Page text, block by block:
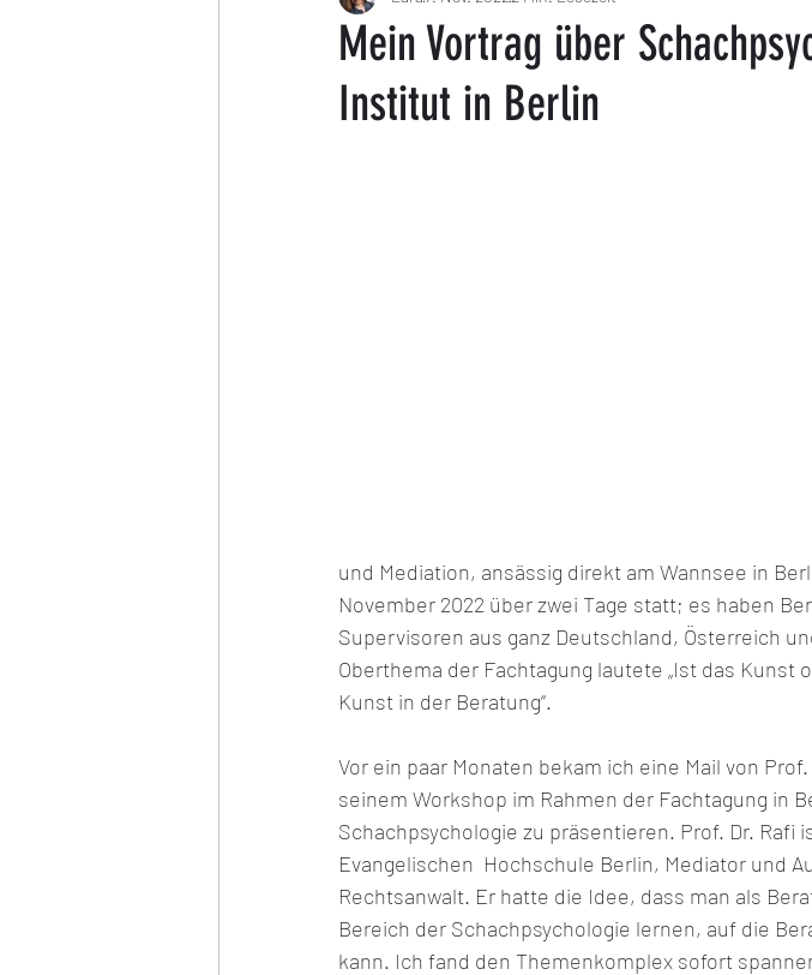
EOCCC 2021 German Masters 2021
FIDE Online
Europameisterin
Mein Vortrag über
Institut in Berlin
und Mediation, ansässig direkt am Wannsee in
November 2022 über zwei Tage statt; es haben
Supervisoren aus ganz Deutschland, Österreich
Oberthema der Fachtagung lautete „Ist das Kunst
Kunst in der Beratung“.
Vor ein paar Monaten bekam ich eine Mail von
seinem Workshop im Rahmen der Fachtagung in
Schachpsychologie zu präsentieren. Prof. Dr.
Evangelischen  Hochschule Berlin, Mediator und
Rechtsanwalt. Er hatte die Idee, dass man als
Bereich der Schachpsychologie lernen, auf die
kann. Ich fand den Themenkomplex sofort